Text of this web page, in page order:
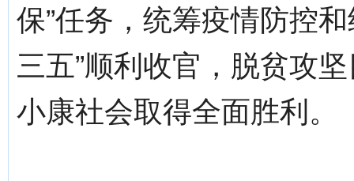
保”任务，统筹疫情防控
三五”顺利收官，脱贫攻
小康社会取得全面胜利。